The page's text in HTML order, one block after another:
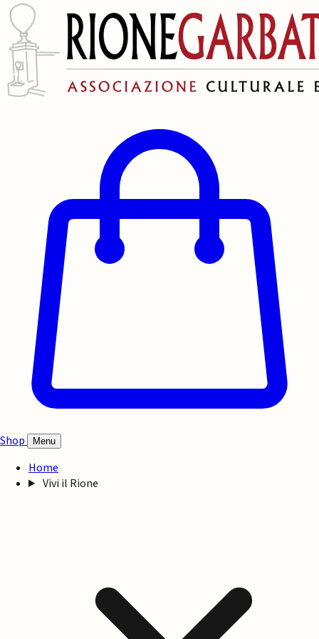
Shop Menu
Home
Vivi il Rione